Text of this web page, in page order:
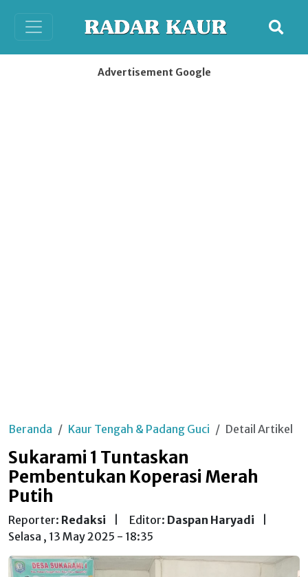
Advertisement Google
Beranda Kaur Tengah & Padang Guci Detail Artikel
Sukarami 1 Tuntaskan
Pembentukan Koperasi Merah
Putih
Reporter: Redaksi Editor: Daspan Haryadi
Selasa , 13 May 2025 - 18:35